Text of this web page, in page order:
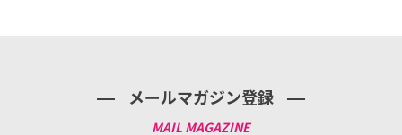
メールマガジン登録